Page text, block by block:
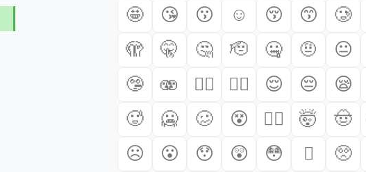
🤩
😘 😗 ☺️ 😚 😙 🥲
🫣
🤫 🤔 🫡 🤐 🤨 😐
🤥
🫨 🙂‍↔️ 🙂‍↕️ 😌 😔 😪
🥵
🥶 🥴 😵 😵‍💫 🤯 🤠
☹️
😮 😯 😲 😳 🫪 🥺